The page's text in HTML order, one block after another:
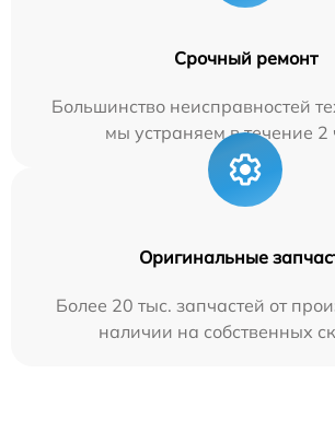
Срочный ремонт
Большинство неисправностей
мы устраняем в течение 2
Оригинальные
Более 20 тыс. запчастей от
наличии на собственных